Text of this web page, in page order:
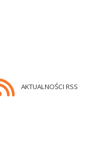
AKTUALNOŚCI RSS